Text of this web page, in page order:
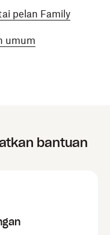
pelan Family
umum
bantuan